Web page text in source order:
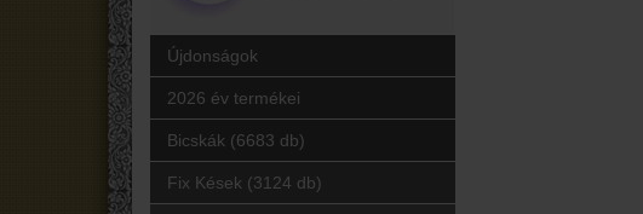
Újdonságok
2026 év termékei
Bicskák (6683 db)
Fix Kések (3124 db)